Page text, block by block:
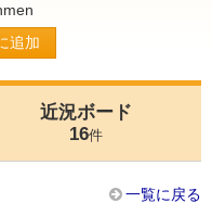
追加
近況ボード
16件
一覧に戻る